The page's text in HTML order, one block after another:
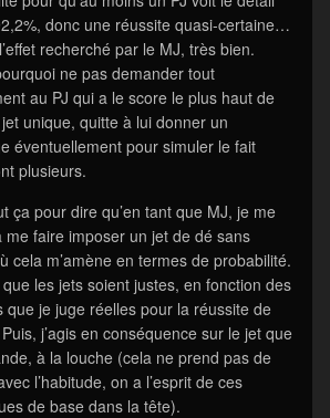
donc une réussite quasi-certaine…
recherché par le MJ, très bien.
ne pas demander tout
au PJ qui a le score le plus haut de
unique, quitte à lui donner un
éventuellement pour simuler le fait
plusieurs.
ça pour dire qu’en tant que MJ, je me
me faire imposer un jet de dé sans
cela m’amène en termes de probabilité.
les jets soient justes, en fonction des
que je juge réelles pour la réussite de
Puis, j’agis en conséquence sur le jet que
à la louche (cela ne prend pas de
l’habitude, on a l’esprit de ces
de base dans la tête).